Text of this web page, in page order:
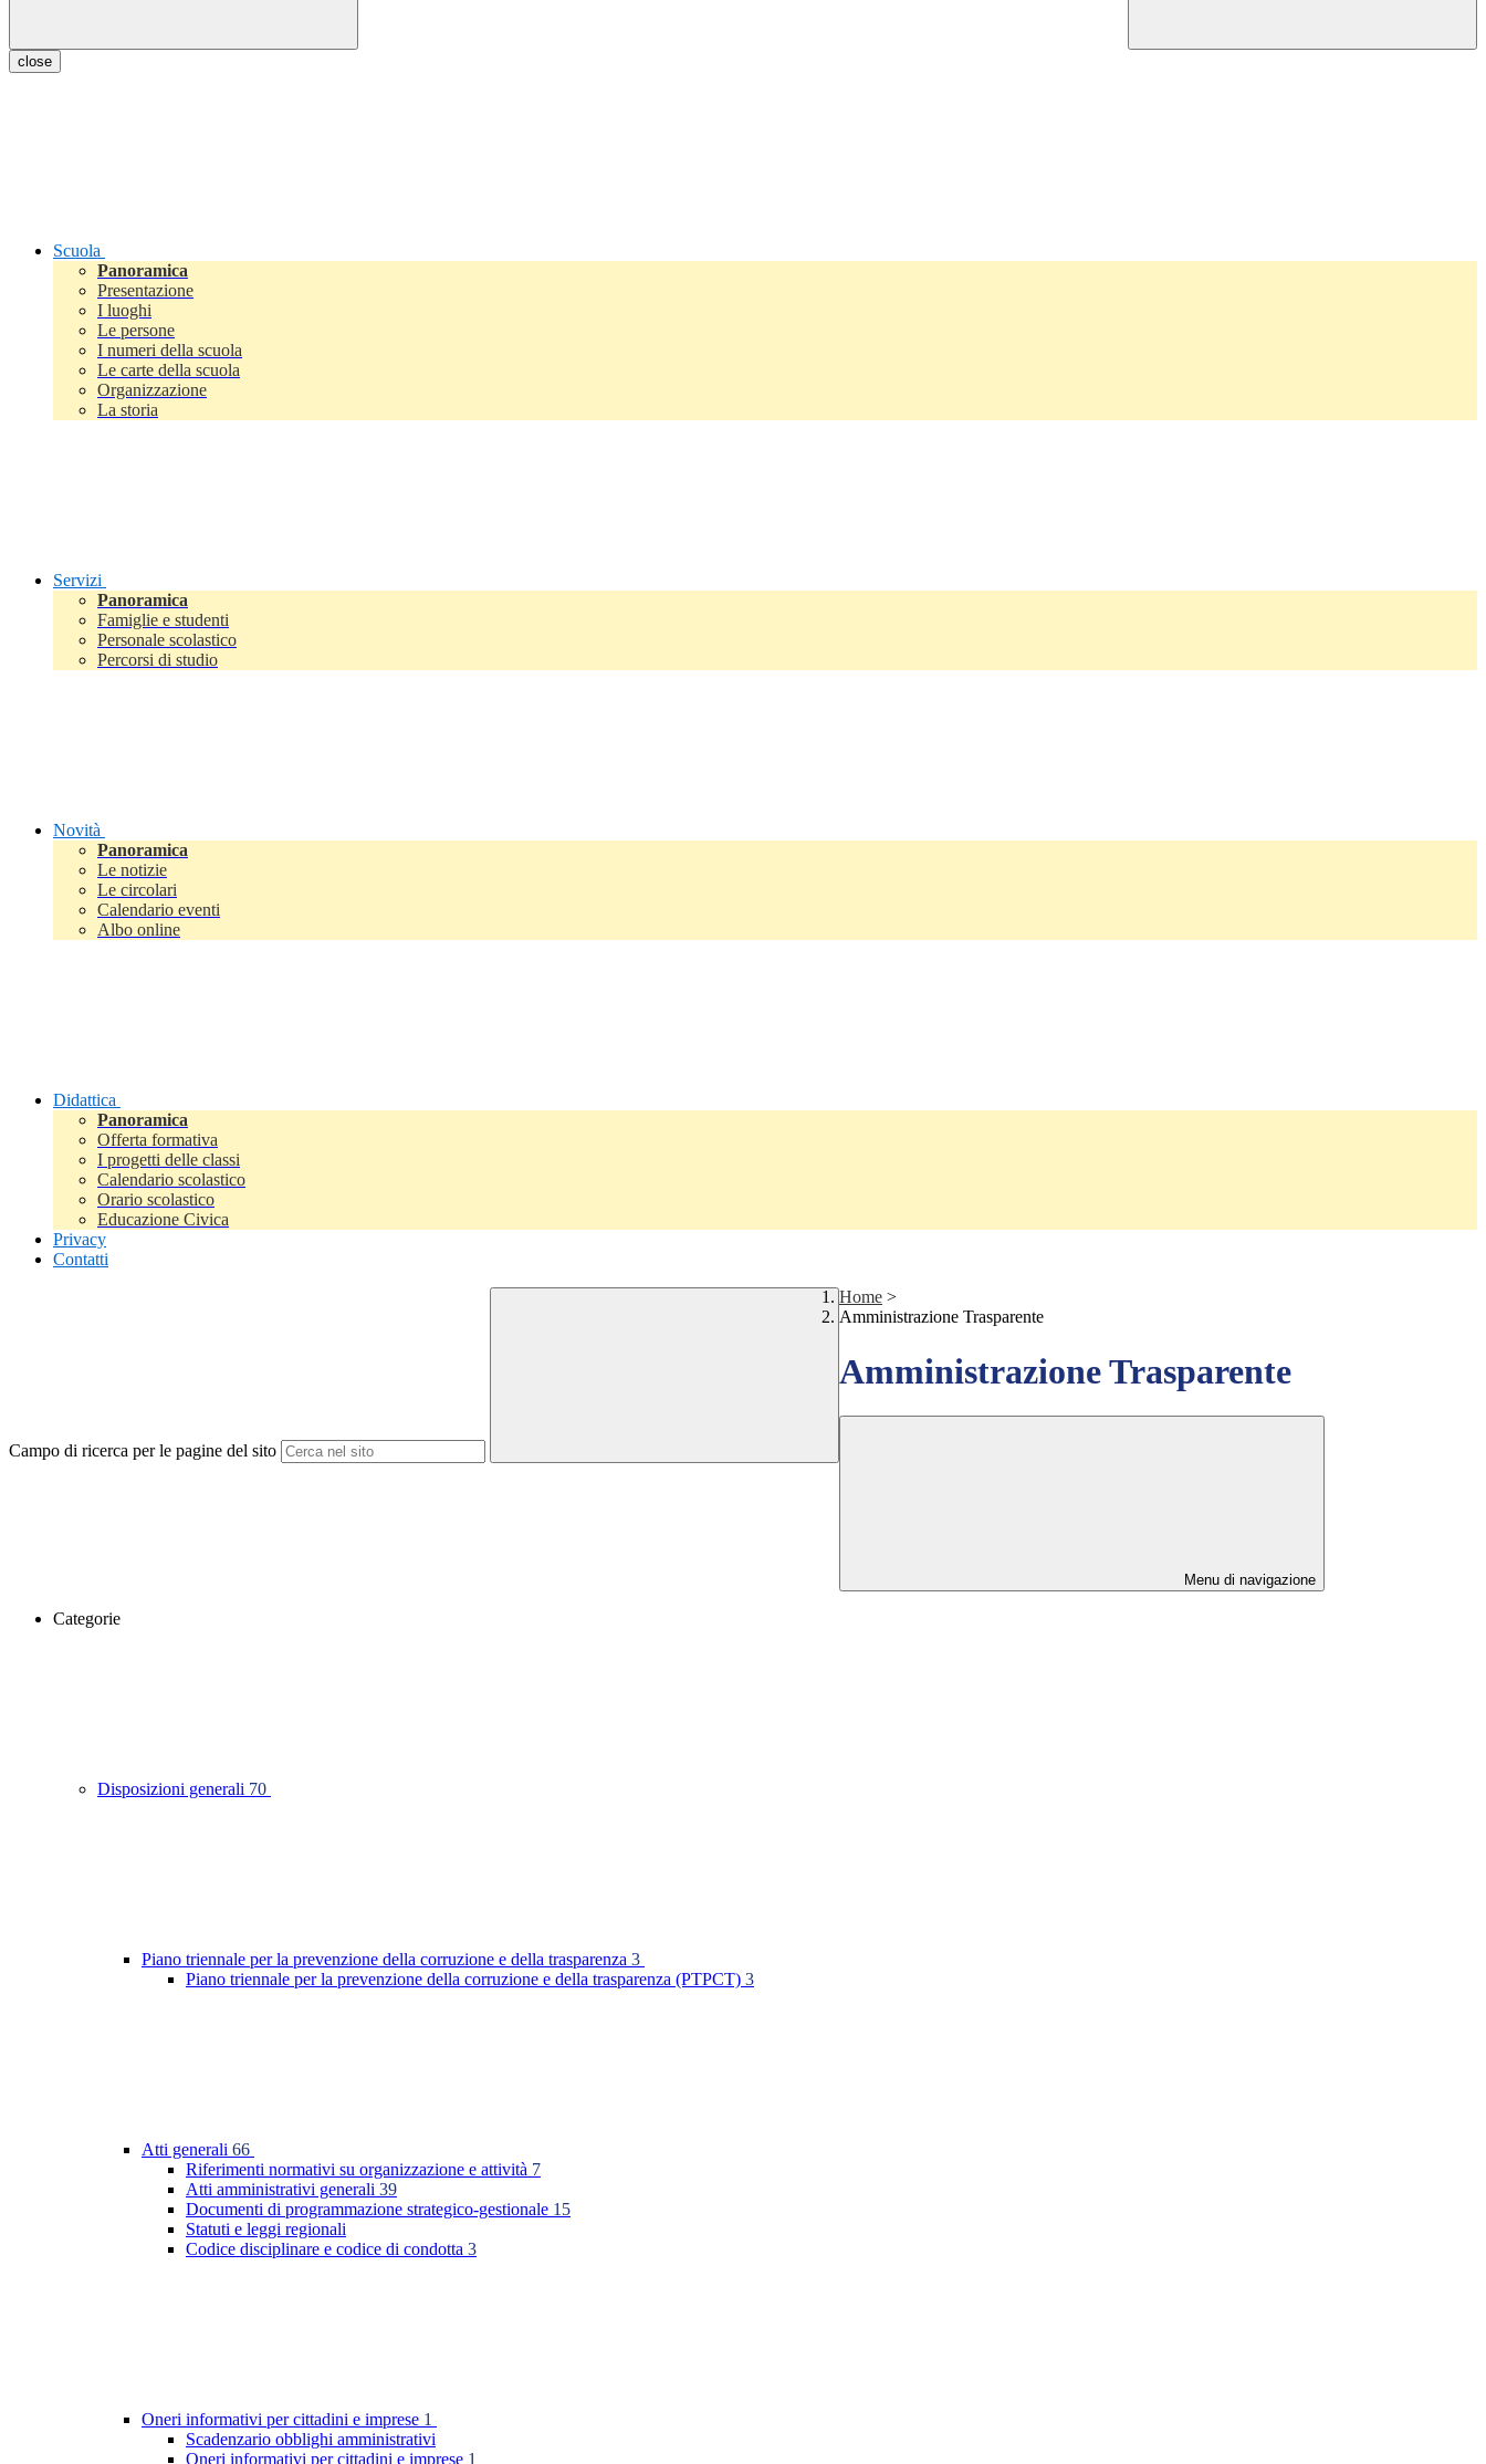
close
Scuola
Panoramica
Presentazione
I luoghi
Le persone
I numeri della scuola
Le carte della scuola
Organizzazione
La storia
Servizi
Panoramica
Famiglie e studenti
Personale scolastico
Percorsi di studio
Novità
Panoramica
Le notizie
Le circolari
Calendario eventi
Albo online
Didattica
Panoramica
Offerta formativa
I progetti delle classi
Calendario scolastico
Orario scolastico
Educazione Civica
Privacy
Contatti
Campo di ricerca per le pagine del sito
Home >
Amministrazione Trasparente
Amministrazione Trasparente
Menu di navigazione
Categorie
Disposizioni generali 70
Piano triennale per la prevenzione della corruzione e della trasparenza 3
Piano triennale per la prevenzione della corruzione e della trasparenza (PTPCT) 3
Atti generali 66
Riferimenti normativi su organizzazione e attività 7
Atti amministrativi generali 39
Documenti di programmazione strategico-gestionale 15
Statuti e leggi regionali
Codice disciplinare e codice di condotta 3
Oneri informativi per cittadini e imprese 1
Scadenzario obblighi amministrativi
Oneri informativi per cittadini e imprese 1